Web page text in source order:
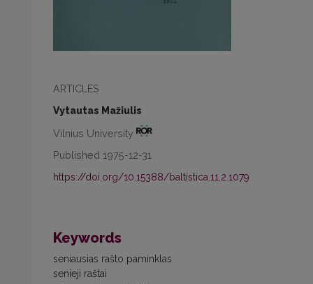
ARTICLES
Vytautas Mažiulis
Vilnius University
Published 1975-12-31
https://doi.org/10.15388/baltistica.11.2.1079
Keywords
seniausias rašto paminklas
senieji raštai